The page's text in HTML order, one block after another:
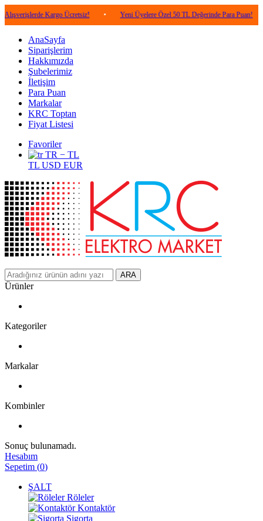
Kargo Ücretsiz! • Yeni Üyelere Özel 50 TL Değerinde Para Puan! •
AnaSayfa
Siparişlerim
Hakkımızda
Şubelerimiz
İletişim
Para Puan
Markalar
KRC Toptan
Fiyat Listesi
Favoriler
TR − TL
TL USD EUR
ARA
Ürünler
Kategoriler
Markalar
Kombinler
Sonuç bulunamadı.
Hesabım
Sepetim (0)
ŞALT
Röleler
Kontaktör
Sigorta